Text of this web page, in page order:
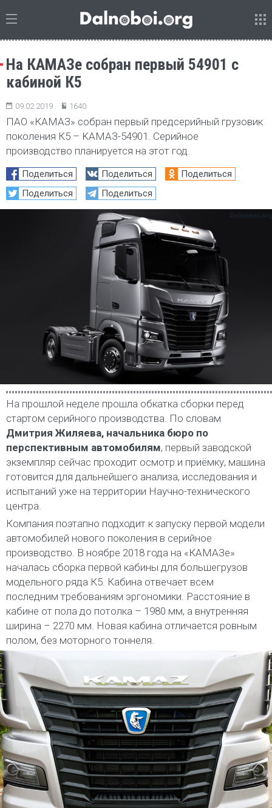
На КАМАЗе собран первый 54901 с
кабиной К5
09.02.2019 1640
ПАО «КАМАЗ» собран первый предсерийный грузовик
поколения К5 – KAMAЗ-54901. Серийное
производство планируется на этот год.
Поделиться Поделиться
Поделиться
Поделиться
Поделиться
На прошлой неделе прошла обкатка сборки перед
стартом серийного производства. По словам
Дмитрия Жиляева, начальника бюро по
перспективным автомобилям, первый заводской
экземпляр сейчас проходит осмотр и приёмку, машина
готовится для дальнейшего анализа, исследования и
испытаний уже на территории Научно-технического
центра.
Компания поэтапно подходит к запуску первой модели
автомобилей нового поколения в серийное
производство. В ноябре 2018 года на «КАМАЗе»
началась сборка первой кабины для большегрузов
модельного ряда К5. Кабина отвечает всем
последним требованиям эргономики. Расстояние в
кабине от пола до потолка – 1980 мм, а внутренняя
ширина – 2270 мм. Новая кабина отличается ровным
полом, без моторного тоннеля.